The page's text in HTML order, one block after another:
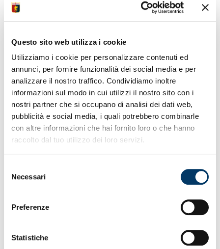
Questo sito web utilizza i cookie
Utilizziamo i cookie per personalizzare contenuti ed
annunci, per fornire funzionalità dei social media e per
analizzare il nostro traffico. Condividiamo inoltre
informazioni sul modo in cui utilizzi il nostro sito con i
nostri partner che si occupano di analisi dei dati web,
pubblicità e social media, i quali potrebbero combinarle
con altre informazioni che hai fornito loro o che hanno
raccolto dal tuo utilizzo dei loro servizi.
delNecessari
Preferenze
Statistiche
9 AGOSTO ULTIMO
GIORNO RIMBORSI
GENOA-WSG TIROL
Il Genoa CFC ricorda che domani, 9 agosto 2023, è
l’ultimo giorno utile per richiedere il rimborso dei biglietti
acquistati per l’amichevole con il Wsg Tirol, annullata il 18
Per quanti abbiano acquistato il titolo di accesso online, la
richiesta va formalizzata mediante la piattaforma
. Per i tagliandi acquistati in loco, va inoltrata